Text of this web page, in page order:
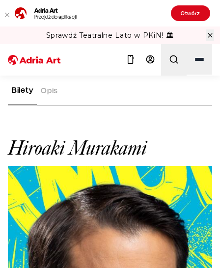
Adria Art
Przejdź do aplikacji Otwórz
Sprawdź Teatralne Lato w PKiN! 🏛️
ADRIA ART
Hiroaki Murakami
Bilety Opis